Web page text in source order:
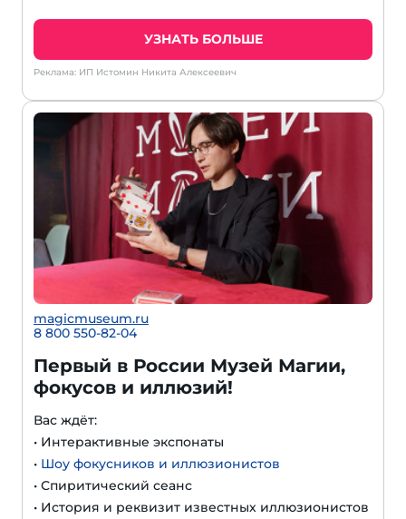
УЗНАТЬ БОЛЬШЕ
Реклама: ИП Истомин Никита Алексеевич
magicmuseum.ru
8 800 550-82-04
Первый в России Музей Магии,
фокусов и иллюзий!
Вас ждёт:
• Интерактивные экспонаты
• Шоу фокусников и иллюзионистов
• Спиритический сеанс
• История и реквизит известных иллюзионистов